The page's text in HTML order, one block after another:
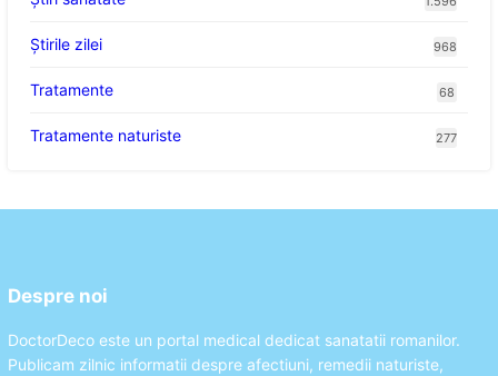
Știrile zilei 968
Tratamente 68
Tratamente naturiste 277
Despre noi
DoctorDeco este un portal medical dedicat sanatatii romanilor.
Publicam zilnic informatii despre afectiuni, remedii naturiste,